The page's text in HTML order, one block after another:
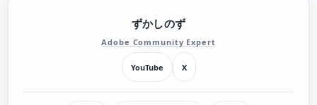
ずかしのず
Adobe Community Expert
YouTube X